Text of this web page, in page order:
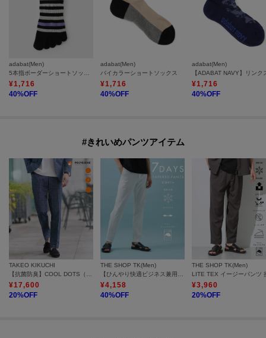
adabat(Men)
¥1,716
40%OFF
adabat(Men)
バイカラーショートソックス
¥1,716
40%OFF
adabat(Men)
¥1,716
40%OFF
#きれいめパンツアイテム
TAKEO KIKUCHI
【抗菌防臭】COOL DOTS（R）ドビープリント パンツ
¥17,600
20%OFF
THE SHOP TK(Men)
【ひんやり快適ビジネス兼用パンツ】7DAYSパンツ COOL 接触冷感／ストレッチ／ON・OFF兼用
¥4,158
40%OFF
THE SHOP TK(Men)
¥3,960
20%OFF